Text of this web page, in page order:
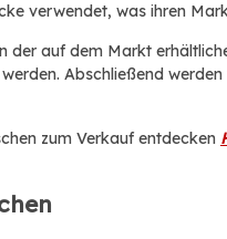
verwendet, was ihren
auf dem Markt
Abschließend
zum Verkauf entdecken